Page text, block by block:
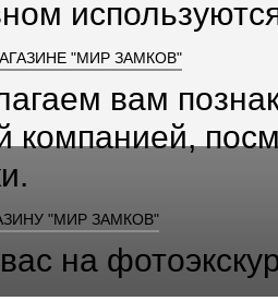
"МИР ЗАМКОВ"
вам
компанией,
"МИР ЗАМКОВ"
на